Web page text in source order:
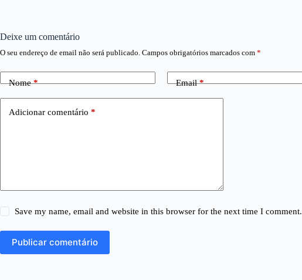
Deixe um comentário
O seu endereço de email não será publicado. Campos obrigatórios marcados com *
Nome* Email*
Adicionar comentário *
Save my name, email and website in this browser for the next time I comment.
Publicar comentário